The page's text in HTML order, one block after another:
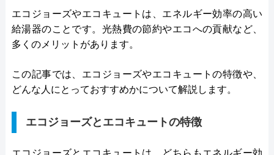
エコジョーズやエコキュートは、エネルギー効率の高い
給湯器のことです。光熱費の節約やエコへの貢献など、
多くのメリットがあります。
この記事では、エコジョーズやエコキュートの特徴や、
どんな人にとっておすすめかについて解説します。
エコジョーズとエコキュートの特徴